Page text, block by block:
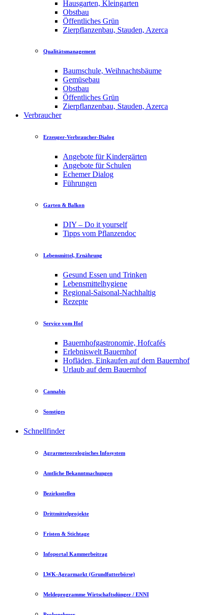
Hausgarten, Kleingarten
Obstbau
Öffentliches Grün
Zierpflanzenbau, Stauden, Azerca
Qualitätsmanagement
Baumschule, Weihnachtsbäume
Gemüsebau
Obstbau
Öffentliches Grün
Zierpflanzenbau, Stauden, Azerca
Verbraucher
Erzeuger-Verbraucher-Dialog
Angebote für Kindergärten
Angebote für Schulen
Echemer Dialog
Führungen
Garten & Balkon
DIY – Do it yourself
Tipps vom Pflanzendoc
Lebensmittel, Ernährung
Gesund Essen und Trinken
Lebensmittelhygiene
Regional-Saisonal-Nachhaltig
Rezepte
Service vom Hof
Bauernhofgastronomie, Hofcafés
Erlebniswelt Bauernhof
Hofläden, Einkaufen auf dem Bauernhof
Urlaub auf dem Bauernhof
Cannabis
Sonstiges
Schnellfinder
Agrarmeteorologisches Infosystem
Amtliche Bekanntmachungen
Bezirksstellen
Drittmittelprojekte
Fristen & Stichtage
Infoportal Kammerbeitrag
LWK-Agrarmarkt (Grundfutterbörse)
Meldeprogramme Wirtschaftsdünger / ENNI